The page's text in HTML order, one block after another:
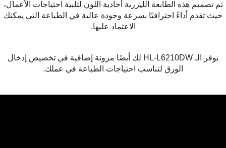
هذه الطابعة الليزرية أحادية اللون لتلبية احتياجات الأعمال،
تقدم أداءً احترافيًا بسرعة وجودة عالية في الطباعة التي يمكنك
الاعتماد عليها.
يوفر الـ HL-L6210DW لك أيضًا مرونة إضافية في تخصيص إدخال
الورق لتناسب احتياجات الطباعة في عملك.